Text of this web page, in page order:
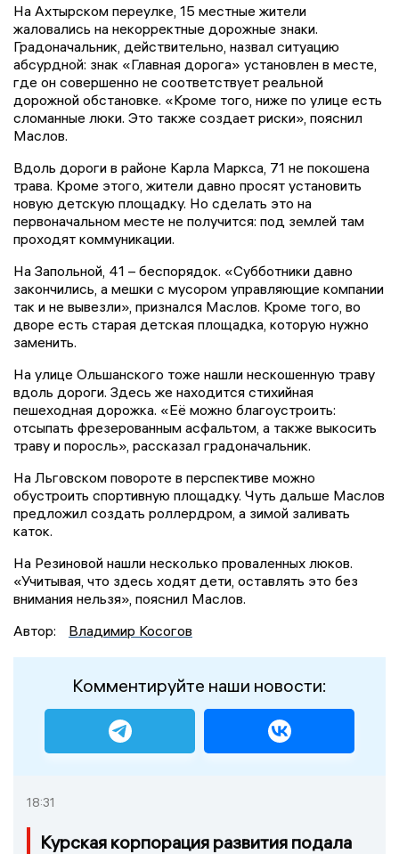
На Ахтырском переулке, 15 местные жители
жаловались на некорректные дорожные знаки.
Градоначальник, действительно, назвал ситуацию
абсурдной: знак «Главная дорога» установлен в месте,
где он совершенно не соответствует реальной
дорожной обстановке. «Кроме того, ниже по улице есть
сломанные люки. Это также создает риски», пояснил
Маслов.
Вдоль дороги в районе Карла Маркса, 71 не покошена
трава. Кроме этого, жители давно просят установить
новую детскую площадку. Но сделать это на
первоначальном месте не получится: под землей там
проходят коммуникации.
На Запольной, 41 – беспорядок. «Субботники давно
закончились, а мешки с мусором управляющие компании
так и не вывезли», признался Маслов. Кроме того, во
дворе есть старая детская площадка, которую нужно
заменить.
На улице Ольшанского тоже нашли нескошенную траву
вдоль дороги. Здесь же находится стихийная
пешеходная дорожка. «Её можно благоустроить:
отсыпать фрезерованным асфальтом, а также выкосить
траву и поросль», рассказал градоначальник.
На Льговском повороте в перспективе можно
обустроить спортивную площадку. Чуть дальше Маслов
предложил создать роллердром, а зимой заливать
каток.
На Резиновой нашли несколько проваленных люков.
«Учитывая, что здесь ходят дети, оставлять это без
внимания нельзя», пояснил Маслов.
Автор:
Владимир Косогов
Комментируйте наши новости:
18:31
Курская корпорация развития подала